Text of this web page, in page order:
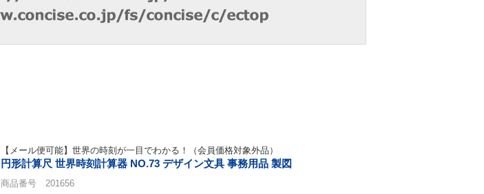
【メール便可能】世界の時刻が一目でわかる！（会員価格対象外品）
円形計算尺 世界時刻計算器 NO.73 デザイン文具 事務用品 製図
商品番号 201656